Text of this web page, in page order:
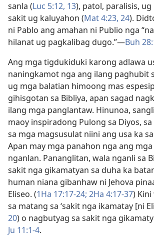
sanla (Luc 5:​12, 13), patol, paralisis,
sakit ug kaluyahon (Mat 4:​23, 24).
ni Pablo ang amahan ni Publio nga
hilanat ug pagkalibag dugo.”​—Buh
Ang mga tigdukiduki karong adlawa
naningkamot nga ang ilang paghubit
ug mga balatian himoong mas
gihisgotan sa Bibliya, apan sagad
ilang mga panglantaw. Hinunoa,
maoy inspiradong Pulong sa Diyos,
sa mga magsusulat niini ang usa ka
Apan may mga panahon nga ang
nganlan. Pananglitan, wala nganli sa
sakit nga gikamatyan sa duha ka
human niana gibanhaw ni Jehova
Eliseo. (1Ha 17:17-24; 2Ha 4:17-37)
sa matang sa ‘sakit nga ikamatay [ni
20) o nagbutyag sa sakit nga
Ju 11:1-4.